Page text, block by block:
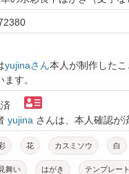
yujinaさん本人が制作した
す。
yujina さんは、本人確認が
花 カスミソウ 白
舞い はがき テンプレート